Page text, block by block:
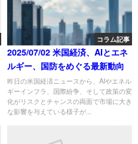
コラム記事
2025/07/02 米国経済、AIとエネ
ルギー、国防をめぐる最新動向
昨日の米国経済ニュースから、AIやエネル
ギーインフラ、国際紛争、そして政策の変
化がリスクとチャンスの両面で市場に大き
な影響を与えている様子が...